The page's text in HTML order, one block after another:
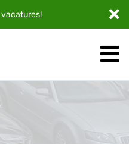
vacatures!